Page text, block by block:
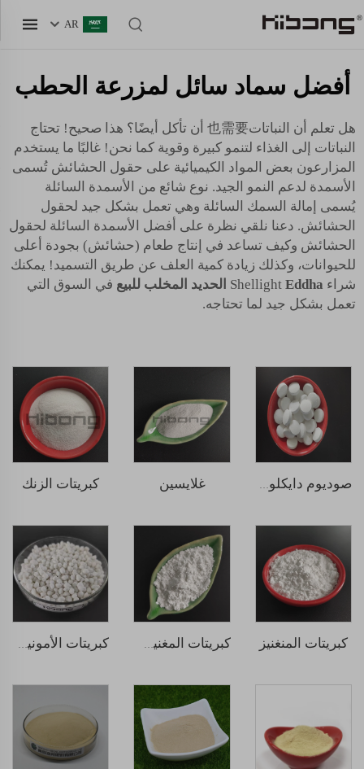
AR
أفضل سماد سائل لمزرعة الحطب
هل تعلم أن النباتات也需要 أن تأكل أيضًا؟ هذا صحيح! تحتاج
النباتات إلى الغذاء لتنمو كبيرة وقوية كما نحن! غالبًا ما يستخدم
المزارعون بعض المواد الكيميائية على حقول الحشائش تُسمى
الأسمدة لدعم النمو الجيد. نوع شائع من الأسمدة السائلة
يُسمى إمالة السمك السائلة وهي تعمل بشكل جيد لحقول
الحشائش. دعنا نلقي نظرة على أفضل الأسمدة السائلة لحقول
الحشائش وكيف تساعد في إنتاج طعام (حشائش) بجودة أعلى
للحيوانات، وكذلك زيادة كمية العلف عن طريق التسميد! يمكنك
شراء Shellight Eddha الحديد المخلب للبيع
في السوق التي
تعمل بشكل جيد لما تحتاجه.
صوديوم دايكلوروإيسوسيانورات (SDIC) غلايسين كبريتات الزنك
كبريتات المنغنيز كبريتات الأمونيوم